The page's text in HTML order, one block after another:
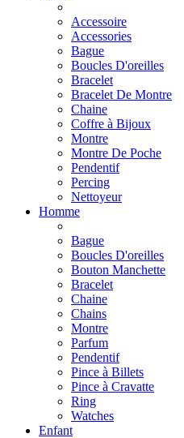
Accessoire
Accessories
Bague
Boucles D'oreilles
Bracelet
Bracelet De Montre
Chaine
Coffre à Bijoux
Montre
Montre De Poche
Pendentif
Percing
Nettoyeur
Homme
Bague
Boucles D'oreilles
Bouton Manchette
Bracelet
Chaine
Chains
Montre
Parfum
Pendentif
Pince à Billets
Pince à Cravatte
Ring
Watches
Enfant